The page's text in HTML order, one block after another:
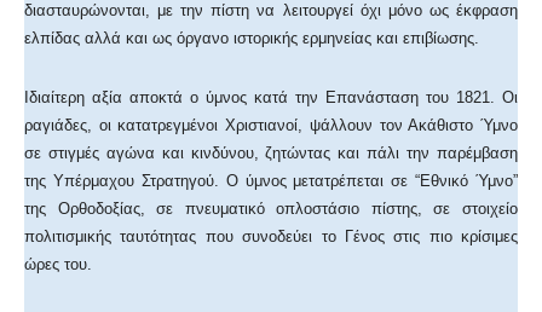
διασταυρώνονται, με την πίστη να λειτουργεί όχι μόνο ως έκφραση
ελπίδας αλλά και ως όργανο ιστορικής ερμηνείας και επιβίωσης.
Ιδιαίτερη αξία αποκτά ο ύμνος κατά την Επανάσταση του 1821. Οι
ραγιάδες, οι κατατρεγμένοι Χριστιανοί, ψάλλουν τον Ακάθιστο Ύμνο
σε στιγμές αγώνα και κινδύνου, ζητώντας και πάλι την παρέμβαση
της Υπέρμαχου Στρατηγού. Ο ύμνος μετατρέπεται σε “Εθνικό Ύμνο”
της Ορθοδοξίας, σε πνευματικό οπλοστάσιο πίστης, σε στοιχείο
πολιτισμικής ταυτότητας που συνοδεύει το Γένος στις πιο κρίσιμες
ώρες του.